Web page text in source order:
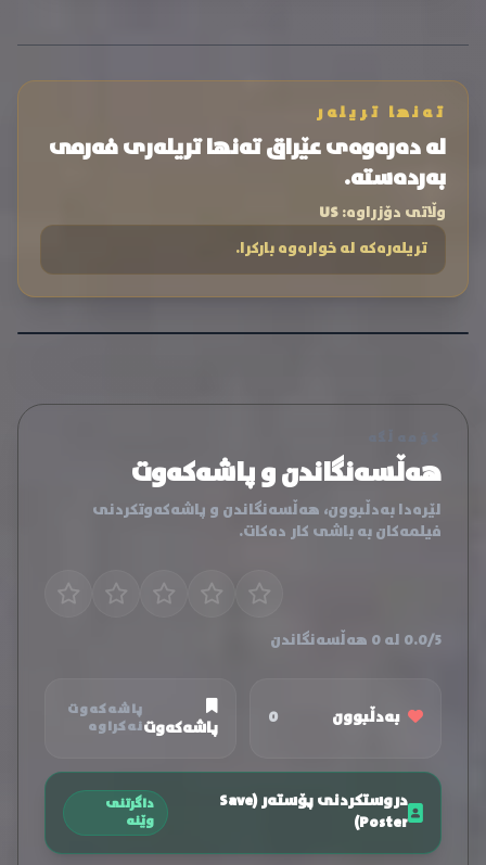
تەنها تریلەر
لە دەرەوەی عێراق تەنها تریلەری فەرمی
بەردەستە.
وڵاتی دۆزراوە:US
تریلەرەکە لە خوارەوە بارکرا.
هەڵسەنگاندن و پاشەکەوت
لێرەدا بەدڵبوون، هەڵسەنگاندن و پاشەکەوتکردنی
فیلمەکان بە باشی کار دەکات.
0.0/5 لە 0 هەڵسەنگاندن
بەدڵبوون 0 پاشەکەوت
پاشەکەوت
نەکراوە
دروستکردنی پۆستەر (Save
Poster)
داگرتنی
وێنە